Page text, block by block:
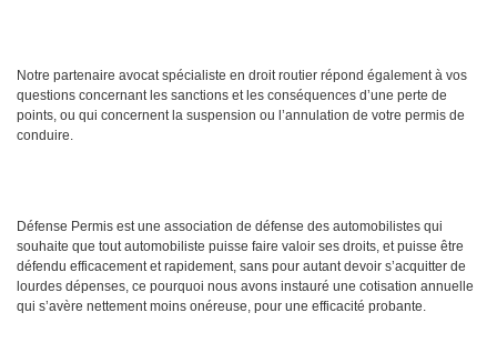
Notre partenaire avocat spécialiste en droit routier répond également à vos
questions concernant les sanctions et les conséquences d’une perte de
points, ou qui concernent la suspension ou l’annulation de votre permis de
conduire.
Défense Permis est une association de défense des automobilistes qui
souhaite que tout automobiliste puisse faire valoir ses droits, et puisse être
défendu efficacement et rapidement, sans pour autant devoir s’acquitter de
lourdes dépenses, ce pourquoi nous avons instauré une cotisation annuelle
qui s’avère nettement moins onéreuse, pour une efficacité probante.